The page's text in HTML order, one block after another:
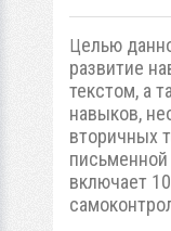
Целью
развитие
текстом, а
навыков,
вторичных
включает